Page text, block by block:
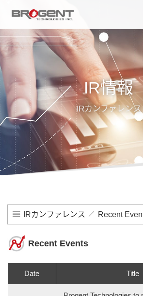
IR情報
IRカンファレンス
IRカンファレンス Recent
Recent Events
Date Title